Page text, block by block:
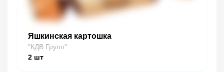
Яшкинская картошка
"КДВ Групп"
2 шт